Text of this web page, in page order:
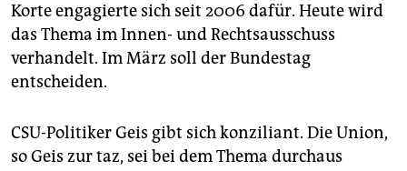
Korte engagierte sich seit 2006 dafür. Heute wird
das Thema im Innen- und Rechtsausschuss
verhandelt. Im März soll der Bundestag
entscheiden.
CSU-Politiker Geis gibt sich konziliant. Die Union,
so Geis zur taz, sei bei dem Thema durchaus